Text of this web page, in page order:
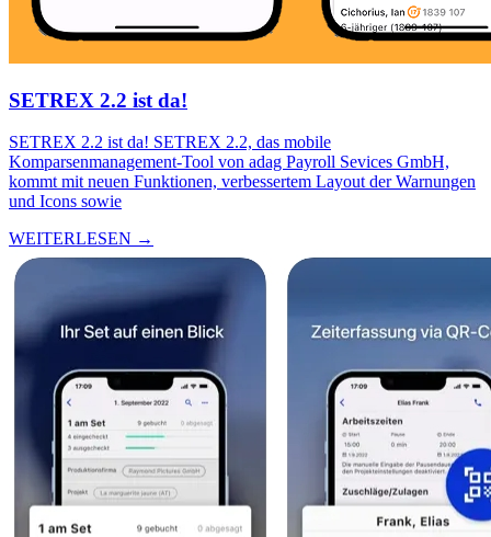
SETREX 2.2 ist da!
SETREX 2.2 ist da! SETREX 2.2, das mobile
Komparsenmanagement-Tool von adag Payroll Sevices GmbH,
kommt mit neuen Funktionen, verbessertem Layout der Warnungen
und Icons sowie
WEITERLESEN →